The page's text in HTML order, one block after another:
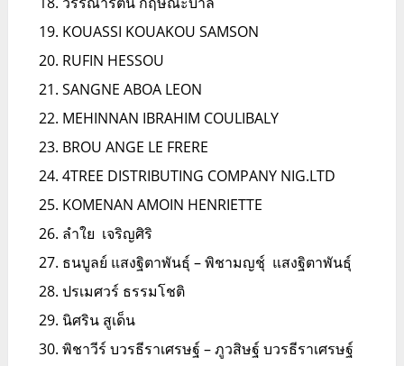
KOUASSI KOUAKOU SAMSON
RUFIN HESSOU
SANGNE ABOA LEON
MEHINNAN IBRAHIM COULIBALY
BROU ANGE LE FRERE
4TREE DISTRIBUTING COMPANY NIG.LTD
KOMENAN AMOIN HENRIETTE
ลำใย เจริญศิริ
ธนบูลย์ แสงฐิตาพันธุ์ – พิชามญชุ์ แสงฐิตาพันธุ์
ปรเมศวร์ ธรรมโชติ
นิศริน สูเด็น
พิชาวีร์ บวรธีราเศรษฐ์ – ภูวสิษฐ์ บวรธีราเศรษฐ์